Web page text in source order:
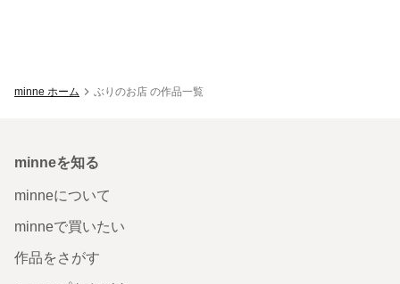
minne ホーム ぶりのお店 の作品一覧
minneを知る
minneについて
minneで買いたい
作品をさがす